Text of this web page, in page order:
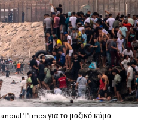
Times για το μαζικό κύμα